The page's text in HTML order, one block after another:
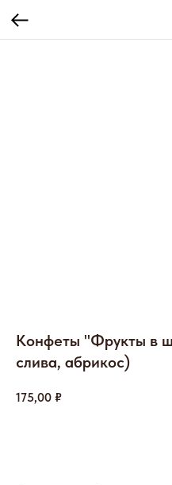
Конфеты "Фрукты в
слива, абрикос)
175,00 ₽